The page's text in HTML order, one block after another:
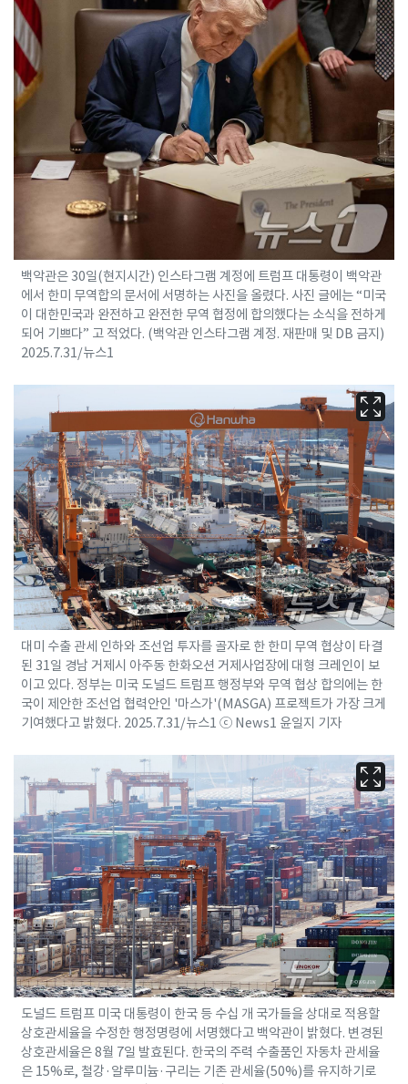
백악관은 30일(현지시간) 인스타그램 계정에 트럼프 대통령이 백악관
에서 한미 무역합의 문서에 서명하는 사진을 올렸다. 사진 글에는 “미국
이 대한민국과 완전하고 완전한 무역 협정에 합의했다는 소식을 전하게
되어 기쁘다” 고 적었다. (백악관 인스타그램 계정. 재판매 및 DB 금지)
2025.7.31/뉴스1
대미 수출 관세 인하와 조선업 투자를 골자로 한 한미 무역 협상이 타결
된 31일 경남 거제시 아주동 한화오션 거제사업장에 대형 크레인이 보
이고 있다. 정부는 미국 도널드 트럼프 행정부와 무역 협상 합의에는 한
국이 제안한 조선업 협력안인 '마스가'(MASGA) 프로젝트가 가장 크게
기여했다고 밝혔다. 2025.7.31/뉴스1 ⓒ News1 윤일지 기자
도널드 트럼프 미국 대통령이 한국 등 수십 개 국가들을 상대로 적용할
상호관세율을 수정한 행정명령에 서명했다고 백악관이 밝혔다. 변경된
상호관세율은 8월 7일 발효된다. 한국의 주력 수출품인 자동차 관세율
은 15%로, 철강·알루미늄·구리는 기존 관세율(50%)를 유지하기로